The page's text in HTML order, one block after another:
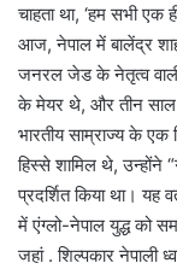
चाहता था, ‘हम सभी एक
आज, नेपाल में बालेंद्र
जनरल जेड के नेतृत्व वाली
के मेयर थे, और तीन साल
भारतीय साम्राज्य के
हिस्से शामिल थे, उन्होंने
प्रदर्शित किया था। यह
में एंग्लो-नेपाल युद्ध को
जहां . शिल्पकार नेपाली